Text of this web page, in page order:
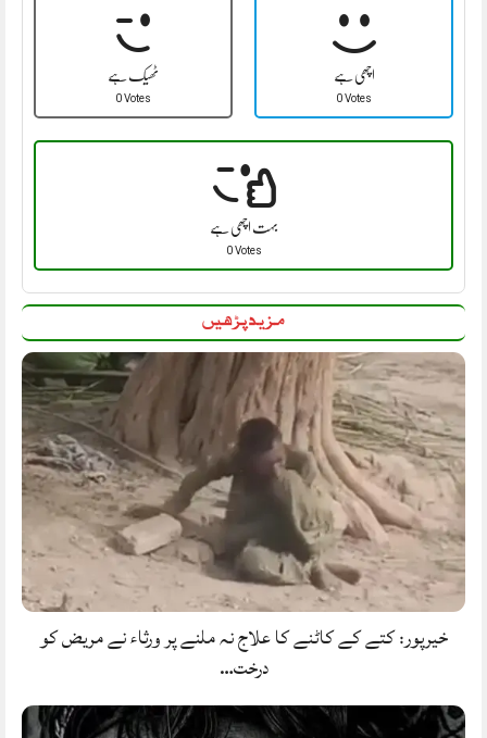
ٹھیک ہے
0 Votes
اچھی ہے
0 Votes
بہت اچھی ہے
0 Votes
مزید پڑھیں
خیرپور: کتے کے کاٹنے کا علاج نہ ملنے پر ورثاء نے مریض کو
درخت…